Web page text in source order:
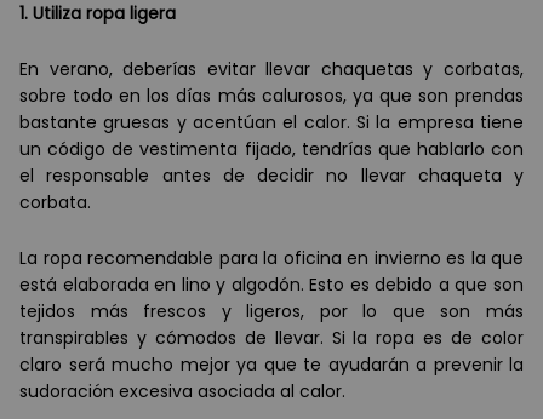
1. Utiliza ropa ligera
En verano, deberías evitar llevar chaquetas y corbatas,
sobre todo en los días más calurosos, ya que son prendas
bastante gruesas y acentúan el calor. Si la empresa tiene
un código de vestimenta fijado, tendrías que hablarlo con
el responsable antes de decidir no llevar chaqueta y
corbata.
La ropa recomendable para la oficina en invierno es la que
está elaborada en lino y algodón. Esto es debido a que son
tejidos más frescos y ligeros, por lo que son más
transpirables y cómodos de llevar. Si la ropa es de color
claro será mucho mejor ya que te ayudarán a prevenir la
sudoración excesiva asociada al calor.